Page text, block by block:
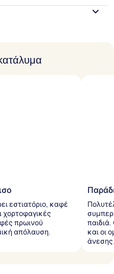
εστιατόριο, καφέ
χορτοφαγικές
πρωινού
απόλαυση.
και οι